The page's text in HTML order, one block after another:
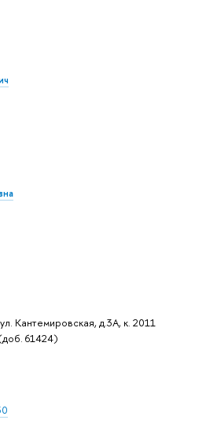
Кантемировская, д.3А, к. 2011
61424)